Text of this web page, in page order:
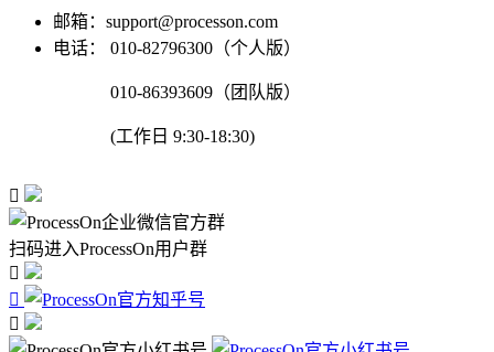
邮箱：support@processon.com
电话：
010-82796300（个人版）
010-86393609（团队版）
(工作日 9:30-18:30)

扫码进入ProcessOn用户群


